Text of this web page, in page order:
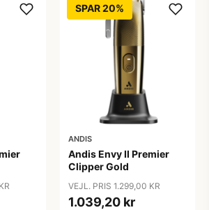
SPAR 20%
ANDIS
Andis Envy II Premier
Clipper Gold
VEJL. PRIS 1.299,00 KR
1.039,20 kr